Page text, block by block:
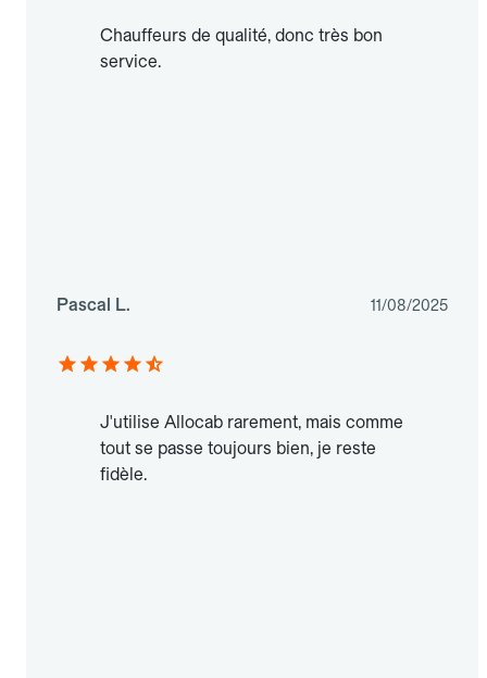
Chauffeurs de qualité, donc très bon
service.
Pascal L. 11/08/2025
J'utilise Allocab rarement, mais comme
tout se passe toujours bien, je reste
fidèle.